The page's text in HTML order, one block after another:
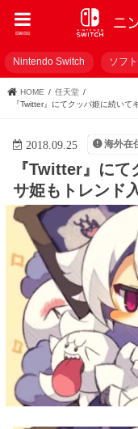
menu
Nintendo Switch ソフ
HOME
任天堂
『Twitter』にてクッパ姫に続い
2018.09.25 海外在
『Twitter』に
サ姫もトレンド